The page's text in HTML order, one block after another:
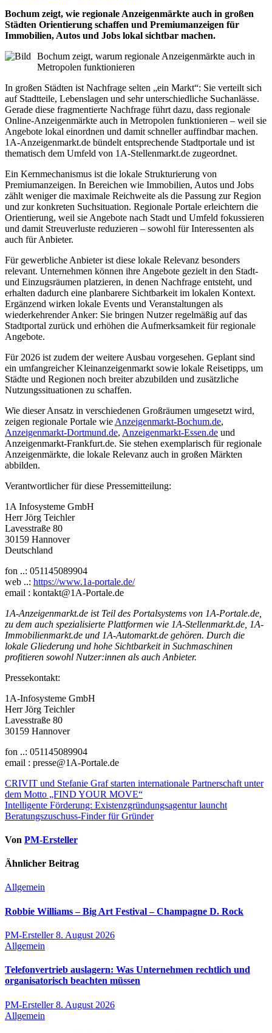
Bochum zeigt, wie regionale Anzeigenmärkte auch in großen
Städten Orientierung schaffen und Premiumanzeigen für
Immobilien, Autos und Jobs lokal sichtbar machen.
Bochum zeigt, warum regionale Anzeigenmärkte auch in
Metropolen funktionieren
In großen Städten ist Nachfrage selten „ein Markt“: Sie verteilt sich
auf Stadtteile, Lebenslagen und sehr unterschiedliche Suchanlässe.
Gerade diese fragmentierte Nachfrage führt dazu, dass regionale
Online-Anzeigenmärkte auch in Metropolen funktionieren – weil sie
Angebote lokal einordnen und damit schneller auffindbar machen.
1A-Anzeigenmarkt.de bündelt entsprechende Stadtportale und ist
thematisch dem Umfeld von 1A-Stellenmarkt.de zugeordnet.
Ein Kernmechanismus ist die lokale Strukturierung von
Premiumanzeigen. In Bereichen wie Immobilien, Autos und Jobs
zählt weniger die maximale Reichweite als die Passung zur Region
und zur konkreten Suchsituation. Regionale Portale erleichtern die
Orientierung, weil sie Angebote nach Stadt und Umfeld fokussieren
und damit Streuverluste reduzieren – sowohl für Interessenten als
auch für Anbieter.
Für gewerbliche Anbieter ist diese lokale Relevanz besonders
relevant. Unternehmen können ihre Angebote gezielt in den Stadt-
und Einzugsräumen platzieren, in denen Nachfrage entsteht, und
erhalten dadurch eine planbarere Sichtbarkeit im lokalen Kontext.
Ergänzend wirken lokale Events und Veranstaltungen als
wiederkehrender Anker: Sie bringen Nutzer regelmäßig auf das
Stadtportal zurück und erhöhen die Aufmerksamkeit für regionale
Angebote.
Für 2026 ist zudem der weitere Ausbau vorgesehen. Geplant sind
ein umfangreicher Kleinanzeigenmarkt sowie lokale Reisetipps, um
Städte und Regionen noch breiter abzubilden und zusätzliche
Nutzungssituationen zu schaffen.
Wie dieser Ansatz in verschiedenen Großräumen umgesetzt wird,
zeigen regionale Portale wie Anzeigenmarkt-Bochum.de,
Anzeigenmarkt-Dortmund.de, Anzeigenmarkt-Essen.de und
Anzeigenmarkt-Frankfurt.de. Sie stehen exemplarisch für regionale
Anzeigenmärkte, die lokale Relevanz auch in großen Märkten
abbilden.
Verantwortlicher für diese Pressemitteilung:
1A Infosysteme GmbH
Herr Jörg Teichler
Lavesstraße 80
30159 Hannover
Deutschland
fon ..: 051145089904
web ..: https://www.1a-portale.de/
email : kontakt@1A-Portale.de
1A-Anzeigenmarkt.de ist Teil des Portalsystems von 1A-Portale.de,
zu dem auch spezialisierte Plattformen wie 1A-Stellenmarkt.de, 1A-
Immobilienmarkt.de und 1A-Automarkt.de gehören. Durch die
lokale Gliederung und hohe Sichtbarkeit in Suchmaschinen
profitieren sowohl Nutzer:innen als auch Anbieter.
Pressekontakt:
1A-Infosysteme GmbH
Herr Jörg Teichler
Lavesstraße 80
30159 Hannover
fon ..: 051145089904
email : presse@1A-Portale.de
Beitragsnavigation
CRIVIT und Stefanie Graf starten internationale Partnerschaft unter
dem Motto „FIND YOUR MOVE“
Intelligente Förderung: Existenzgründungsagentur launcht
Beratungszuschuss-Finder für Gründer
Von PM-Ersteller
Ähnlicher Beitrag
Allgemein
Robbie Williams – Big Art Festival – Champagne D. Rock
PM-Ersteller8. August 2026
Allgemein
Telefonvertrieb auslagern: Was Unternehmen rechtlich und
organisatorisch beachten müssen
PM-Ersteller8. August 2026
Allgemein